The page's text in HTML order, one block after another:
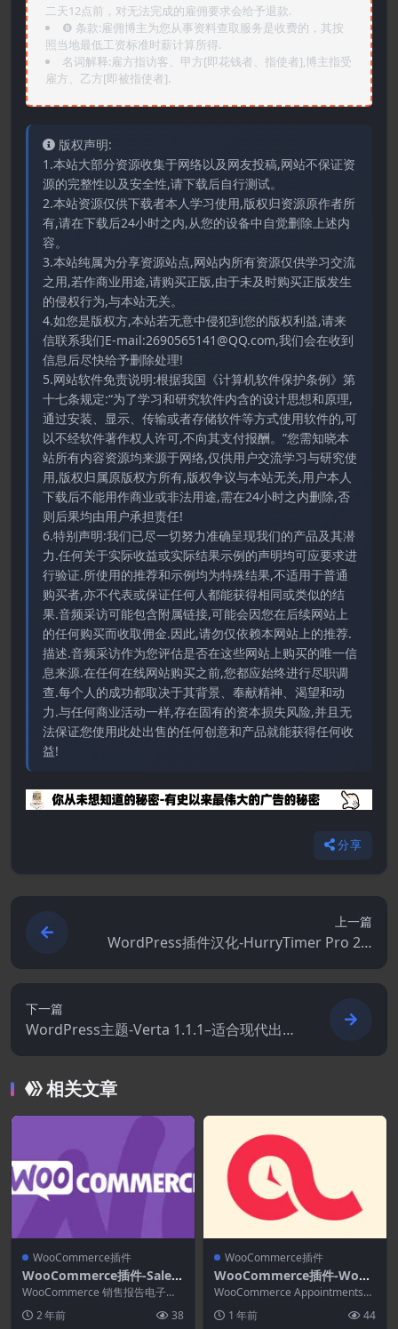
二天12点前，对无法完成的雇佣要求会给予退款.
❽ 条款:雇佣博主为您从事资料查取服务是收费的，其按
照当地最低工资标准时薪计算所得.
名词解释:雇方指访客、甲方[即花钱者、指使者],博主指受
雇方、乙方[即被指使者].
版权声明:
1.本站大部分资源收集于网络以及网友投稿,网站不保证资
源的完整性以及安全性,请下载后自行测试。
2.本站资源仅供下载者本人学习使用,版权归资源原作者所
有,请在下载后24小时之内,从您的设备中自觉删除上述内
容。
3.本站纯属为分享资源站点,网站内所有资源仅供学习交流
之用,若作商业用途,请购买正版,由于未及时购买正版发生
的侵权行为,与本站无关。
4.如您是版权方,本站若无意中侵犯到您的版权利益,请来
信联系我们E-mail:2690565141@QQ.com,我们会在收到
信息后尽快给予删除处理!
5.网站软件免责说明:根据我国《计算机软件保护条例》第
十七条规定:“为了学习和研究软件内含的设计思想和原理,
通过安装、显示、传输或者存储软件等方式使用软件的,可
以不经软件著作权人许可,不向其支付报酬。”您需知晓本
站所有内容资源均来源于网络,仅供用户交流学习与研究使
用,版权归属原版权方所有,版权争议与本站无关,用户本人
下载后不能用作商业或非法用途,需在24小时之内删除,否
则后果均由用户承担责任!
6.特别声明:我们已尽一切努力准确呈现我们的产品及其潜
力.任何关于实际收益或实际结果示例的声明均可应要求进
行验证.所使用的推荐和示例均为特殊结果,不适用于普通
购买者,亦不代表或保证任何人都能获得相同或类似的结
果.音频采访可能包含附属链接,可能会因您在后续网站上
的任何购买而收取佣金.因此,请勿仅依赖本网站上的推荐.
描述.音频采访作为您评估是否在这些网站上购买的唯一信
息来源.在任何在线网站购买之前,您都应始终进行尽职调
查.每个人的成功都取决于其背景、奉献精神、渴望和动
力.与任何商业活动一样,存在固有的资本损失风险,并且无
法保证您使用此处出售的任何创意和产品就能获得任何收
益!
分享
上一篇
WordPress插件汉化-HurryTimer Pro 2.1
6.0–强大的WordPress紧急倒计时器
下一篇
WordPress主题-Verta 1.1.1–适合现代出版
商的多概念WordPress主题
相关文章
WooCommerce插件
WooCommerce插件-Sales
Report Email for WooCom
merce 1.3.1
WooCommerce 销售报告电子邮
中轻松接收自...
2 年前 38
WooCommerce插件
WooCommerce插件-WooC
ommerce Appointments
4.22.0
WooCommerce Appointments是
的...1 年前 44